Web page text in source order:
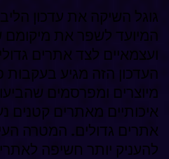
המיועד לשפר את מיקומם
ועצמאיים לצד אתרים
העדכון הזה מגיע
מיוצרים ומפרסמים
איכותיים מאתרים קטנים
אתרים גדולים. המטרה
להעניק יותר חשיפה